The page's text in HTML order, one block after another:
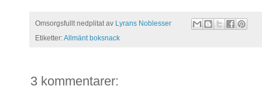
Omsorgsfullt nedplitat av Lyrans Noblesser
Etiketter:Allmänt boksnack
3 kommentarer: